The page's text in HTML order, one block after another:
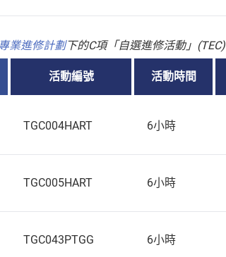
業進修計劃下的C項「自選進修活動」(TEC)
活動編號 活動時間
TGC004HART 6小時
TGC005HART 6小時
TGC043PTGG 6小時